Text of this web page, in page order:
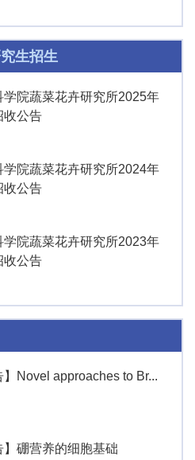
生招生
学院蔬菜花卉研究所2025年
收公告
学院蔬菜花卉研究所2024年
收公告
学院蔬菜花卉研究所2023年
收公告
】Novel approaches to Br...
】硼营养的细胞基础